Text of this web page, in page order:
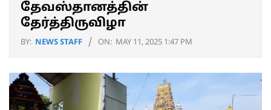
தேவஸ்தானத்தின்
தேர்த்திருவிழா
BY: NEWS STAFF ON: MAY 11, 2025 1:47 PM